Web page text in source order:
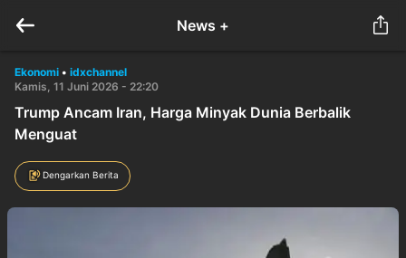
News +
Ekonomi • idxchannel
Kamis, 11 Juni 2026 - 22:20
Trump Ancam Iran, Harga Minyak Dunia Berbalik
Menguat
Dengarkan Berita